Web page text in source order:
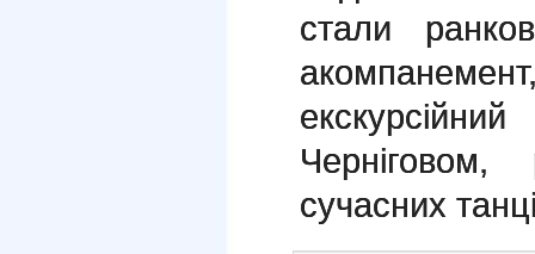
стали
сучасних